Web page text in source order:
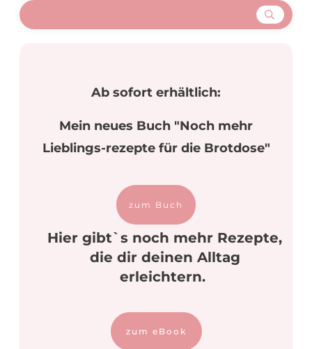
Ab sofort erhältlich:
Mein neues Buch "Noch mehr
Lieblings-rezepte für die Brotdose"
zum Buch
Hier gibt`s noch mehr Rezepte,
die dir deinen Alltag
erleichtern.
zum eBook